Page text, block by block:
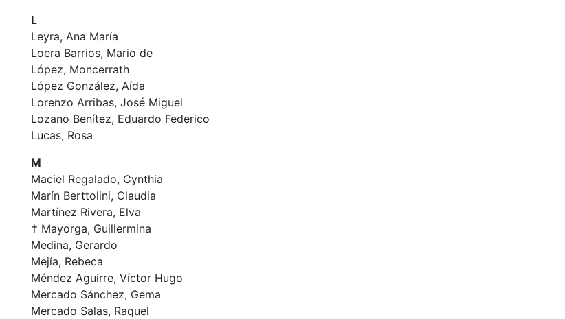
L
Leyra, Ana María
Loera Barrios, Mario de
López, Moncerrath
López González, Aída
Lorenzo Arribas, José Miguel
Lozano Benítez, Eduardo Federico
Lucas, Rosa
M
Maciel Regalado, Cynthia
Marín Berttolini, Claudia
Martínez Rivera, Elva
† Mayorga, Guillermina
Medina, Gerardo
Mejía, Rebeca
Méndez Aguirre, Víctor Hugo
Mercado Sánchez, Gema
Mercado Salas, Raquel